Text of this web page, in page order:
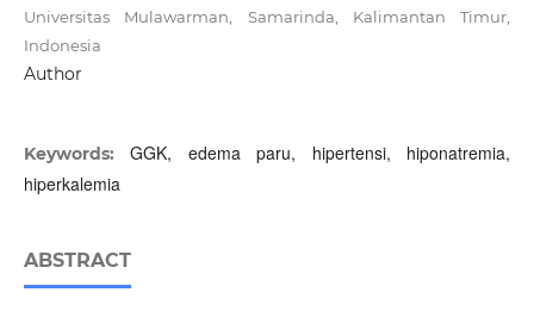
Universitas Mulawarman, Samarinda, Kalimantan Timur,
Indonesia
Author
Keywords:GGK, edema paru, hipertensi, hiponatremia,
hiperkalemia
ABSTRACT